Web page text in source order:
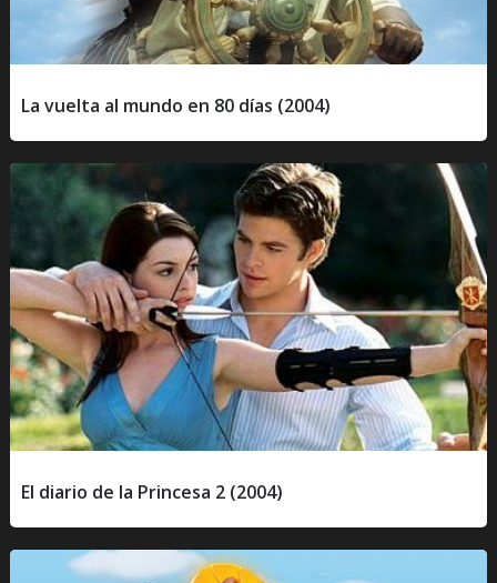
La vuelta al mundo en 80 días (2004)
El diario de la Princesa 2 (2004)